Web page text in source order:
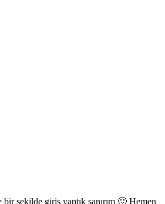
şekilde giriş yaptık sanırım 🙂 Hemen